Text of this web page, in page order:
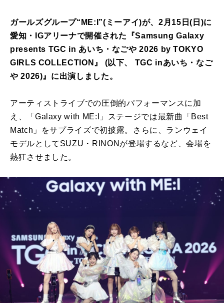
ガールズグループ“ME:I”(ミーアイ)が、2月15日(日)に
愛知・IGアリーナで開催された『Samsung Galaxy
presents TGC in あいち・なごや 2026 by TOKYO
GIRLS COLLECTION』 (以下、 TGC inあいち・なご
や 2026)』に出演しました。
アーティストライブでの圧倒的パフォーマンスに加
え、「Galaxy with ME:I」ステージでは最新曲「Best
Match」をサプライズで初披露。さらに、ランウェイ
モデルとしてSUZU・RINONが登場するなど、会場を
熱狂させました。